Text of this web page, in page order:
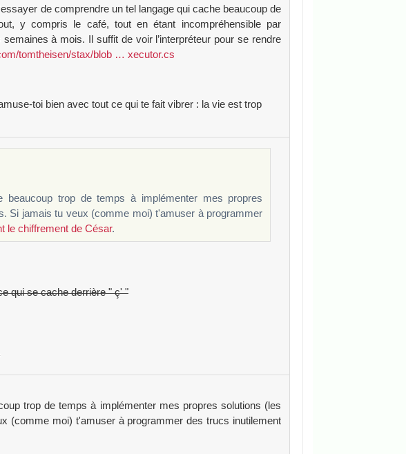
de comprendre un tel langage qui cache beaucoup de
y compris le café, tout en étant incompréhensible par
à mois. Il suffit de voir l’interpréteur pour se rendre
tomtheisen/stax/blob … xecutor.cs
toi bien avec tout ce qui te fait vibrer : la vie est trop
beaucoup trop de temps à implémenter mes propres
Si jamais tu veux (comme moi) t'amuser à programmer
le chiffrement de César.
qui se cache derrière " ç' "
trop de temps à implémenter mes propres solutions (les
(comme moi) t'amuser à programmer des trucs inutilement